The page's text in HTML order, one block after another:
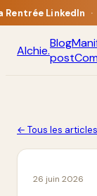
Rentrée LinkedIn ·
Alchie.Blog
post
← Tous les articles
26 juin 2026